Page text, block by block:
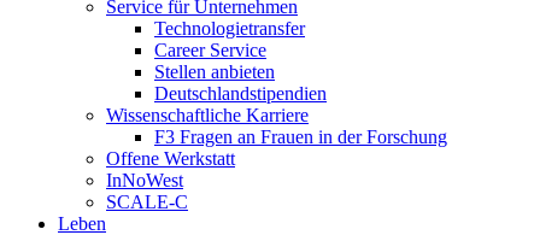
Service für Unternehmen
Technologietransfer
Career Service
Stellen anbieten
Deutschlandstipendien
Wissenschaftliche Karriere
F3 Fragen an Frauen in der Forschung
Offene Werkstatt
InNoWest
SCALE-C
Leben